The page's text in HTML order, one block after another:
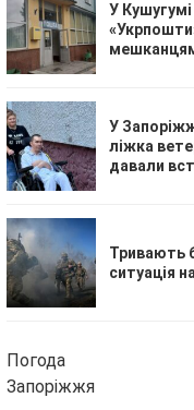
У
У
ліжка
давали
Тривають
ситуація
Погода
Запоріжжя